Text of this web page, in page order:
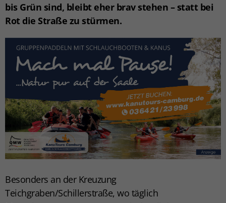
bis Grün sind, bleibt eher brav stehen – statt bei
Rot die Straße zu stürmen.
Besonders an der Kreuzung
Teichgraben/Schillerstraße, wo täglich